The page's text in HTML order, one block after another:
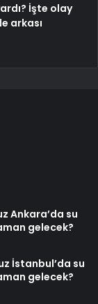
İşte olay
arkası
Ankara’da su
gelecek?
İstanbul’da su
gelecek?